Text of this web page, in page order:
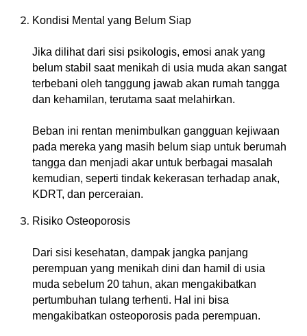
Kondisi Mental yang Belum Siap
Jika dilihat dari sisi psikologis, emosi anak yang
belum stabil saat menikah di usia muda akan sangat
terbebani oleh tanggung jawab akan rumah tangga
dan kehamilan, terutama saat melahirkan.
Beban ini rentan menimbulkan gangguan kejiwaan
pada mereka yang masih belum siap untuk berumah
tangga dan menjadi akar untuk berbagai masalah
kemudian, seperti tindak kekerasan terhadap anak,
KDRT, dan perceraian.
Risiko Osteoporosis
Dari sisi kesehatan, dampak jangka panjang
perempuan yang menikah dini dan hamil di usia
muda sebelum 20 tahun, akan mengakibatkan
pertumbuhan tulang terhenti. Hal ini bisa
mengakibatkan osteoporosis pada perempuan.